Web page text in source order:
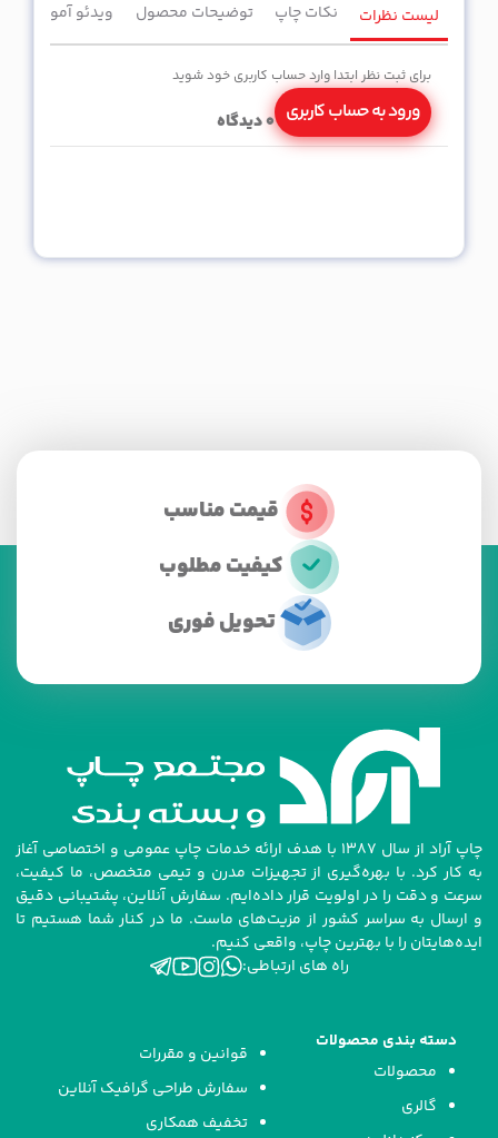
لیست نظرات نکات چاپ توضیحات محصول ویدئو آموزشی
برای ثبت نظر ابتدا وارد حساب کاربری خود شوید
ورود به حساب کاربری 0دیدگاه
قیمت مناسب
کیفیت مطلوب
تحویل فوری
چاپ آراد از سال ۱۳۸۷ با هدف ارائه خدمات چاپ عمومی و اختصاصی آغاز
به کار کرد. با بهره‌گیری از تجهیزات مدرن و تیمی متخصص، ما کیفیت،
سرعت و دقت را در اولویت قرار داده‌ایم. سفارش آنلاین، پشتیبانی دقیق
و ارسال به سراسر کشور از مزیت‌های ماست. ما در کنار شما هستیم تا
ایده‌هایتان را با بهترین چاپ، واقعی کنیم.
راه های ارتباطی:
دسته بندی محصولات
محصولات
گالری
قوانین و مقررات
سفارش طراحی گرافیک آنلاین
تخفیف همکاری